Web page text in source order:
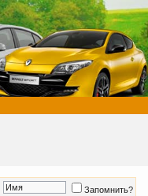
Запомнить?